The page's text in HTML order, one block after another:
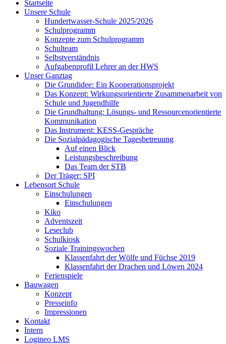
Startseite
Unsere Schule
Hundertwasser-Schule 2025/2026
Schulprogramm
Konzepte zum Schulprogramm
Schulteam
Selbst­ver­ständ­nis
Aufgabenprofil Lehrer an der HWS
Unser Ganztag
Die Grundidee: Ein Kooperationsprojekt
Das Konzept: Wirkungsorientierte Zusammenarbeit von
Schule und Jugendhilfe
Die Grundhaltung: Lösungs- und Ressourcenorientierte
Kommunikation
Das Instrument: KESS-Gespräche
Die Sozialpädagogische Tagesbetreuung
Auf einen Blick
Leistungsbeschreibung
Das Team der STB
Der Träger: SPI
Lebensort Schule
Einschulungen
Einschulungen
Kiko
Adventszeit
Leseclub
Schulkiosk
Soziale Trainingswochen
Klassenfahrt der Wölfe und Füchse 2019
Klassenfahrt der Drachen und Löwen 2024
Ferienspiele
Bauwagen
Konzept
Presseinfo
Impressionen
Kontakt
Intern
Logineo LMS